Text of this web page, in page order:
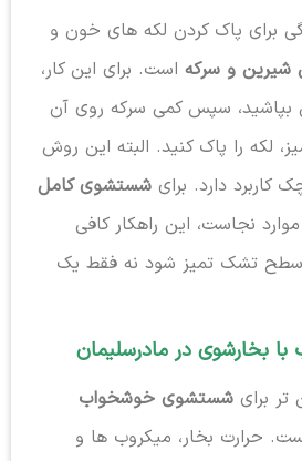
برای پاک کردن لکه های خون و
و سرکهاست. برای این کار،
سپس کمی سرکه روی آن
لکه را پاک کنید. البته این روش
کاربرد دارد. برای شستشوی کامل
نجاست، این راهکار کافی
سطح تشک تمیز شود نه فقط یک
بخارشوی در مادرسلیمان
برای شستشوی خوشخواب
حرارت بخار، میکروب ها و